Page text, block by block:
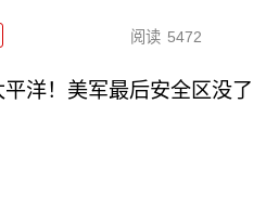
阅读 5472
洋！美军最后安全区没了